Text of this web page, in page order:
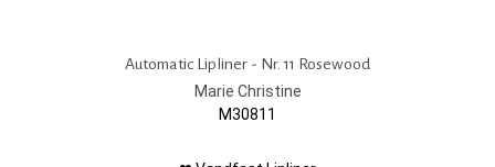
Automatic Lipliner - Nr. 11 Rosewood
Marie Christine
M30811